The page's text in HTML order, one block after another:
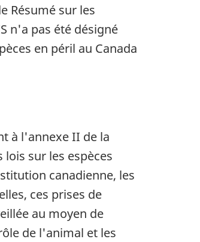
Résumé sur les
n'a pas été désigné
en péril au Canada
à l'annexe II de la
sur les espèces
canadienne, les
ces prises de
au moyen de
de l'animal et les